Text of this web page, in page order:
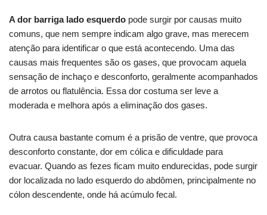
A dor barriga lado esquerdo pode surgir por causas muito
comuns, que nem sempre indicam algo grave, mas merecem
atenção para identificar o que está acontecendo. Uma das
causas mais frequentes são os gases, que provocam aquela
sensação de inchaço e desconforto, geralmente acompanhados
de arrotos ou flatulência. Essa dor costuma ser leve a
moderada e melhora após a eliminação dos gases.
Outra causa bastante comum é a prisão de ventre, que provoca
desconforto constante, dor em cólica e dificuldade para
evacuar. Quando as fezes ficam muito endurecidas, pode surgir
dor localizada no lado esquerdo do abdômen, principalmente no
cólon descendente, onde há acúmulo fecal.